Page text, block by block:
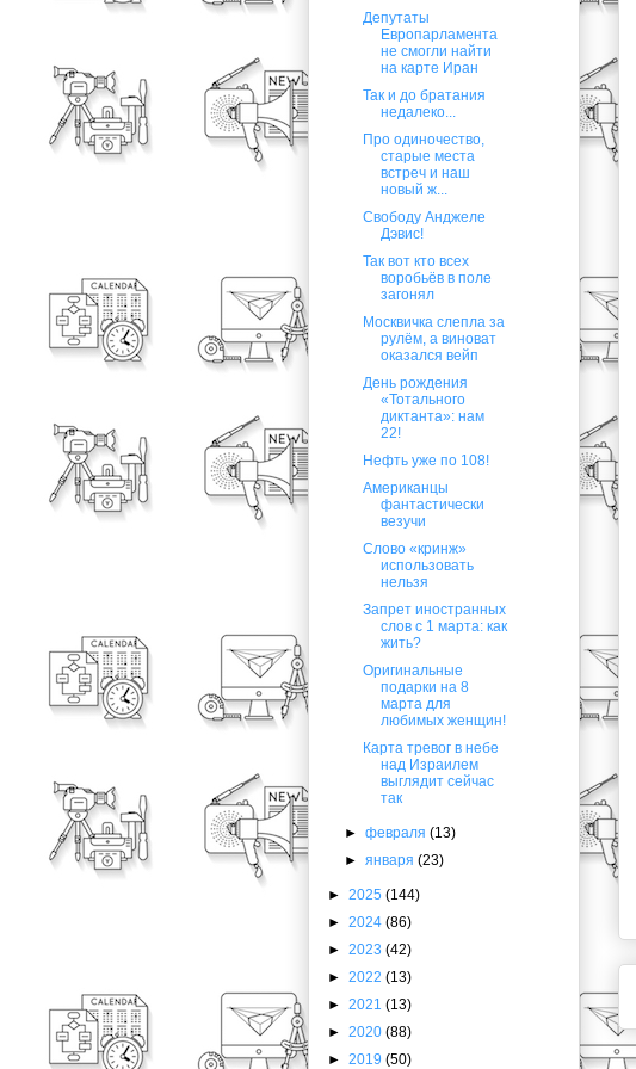
Депутаты
Европарламента
не смогли найти
на карте Иран
Так и до братания
недалеко...
Про одиночество,
старые места
встреч и наш
новый ж...
Свободу Анджеле
Дэвис!
Так вот кто всех
воробьёв в поле
загонял
Москвичка слепла за
рулём, а виноват
оказался вейп
День рождения
«Тотального
диктанта»: нам
22!
Нефть уже по 108!
Американцы
фантастически
везучи
Слово «кринж»
использовать
нельзя
Запрет иностранных
слов с 1 марта: как
жить?
Оригинальные
подарки на 8
марта для
любимых женщин!
Карта тревог в небе
над Израилем
выглядит сейчас
так
►февраля(13)
►января(23)
► 2025 (144)
► 2024 (86)
► 2023 (42)
► 2022 (13)
► 2021 (13)
► 2020 (88)
► 2019 (50)